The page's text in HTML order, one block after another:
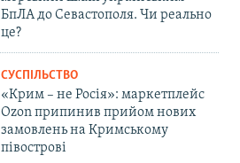
БпЛА до Севастополя. Чи реально
це?
СУСПІЛЬСТВО
«Крим – не Росія»: маркетплейс
Ozon припинив прийом нових
замовлень на Кримському
півострові